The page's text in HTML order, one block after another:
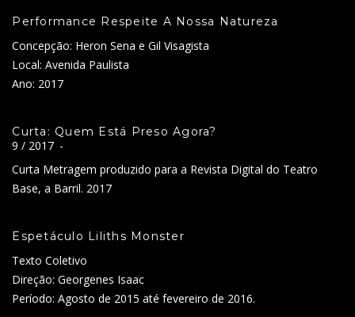
Performance Respeite A Nossa Natureza
Concepção: Heron Sena e Gil Visagista
Local: Avenida Paulista
Ano: 2017
Curta: Quem Está Preso Agora?
9 / 2017 -
Curta Metragem produzido para a Revista Digital do Teatro
Base, a Barril. 2017
Espetáculo Liliths Monster
Texto Coletivo
Direção: Georgenes Isaac
Período: Agosto de 2015 até fevereiro de 2016.